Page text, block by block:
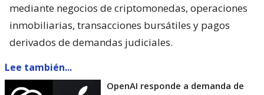
mediante negocios de criptomonedas, operaciones
inmobiliarias, transacciones bursátiles y pagos
derivados de demandas judiciales.
Lee también...
OpenAI responde a demanda de